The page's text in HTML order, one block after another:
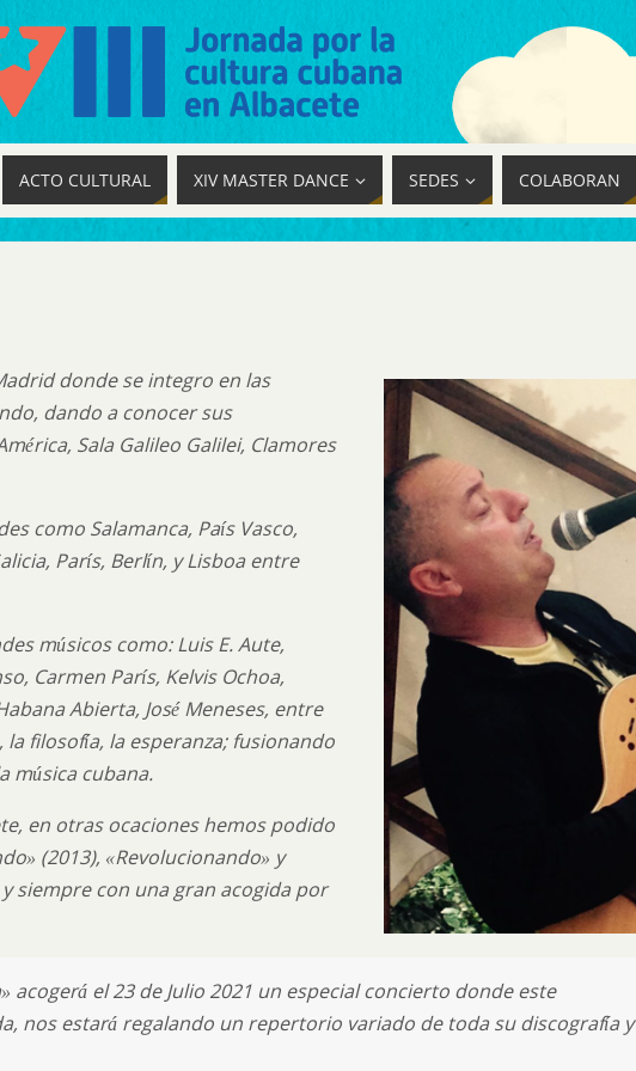
ACTO CULTURAL XIV MASTER DANCE SEDES COLABORAN
donde se integro en las
dando a conocer sus
Sala Galileo Galilei, Clamores
como Salamanca, País Vasco,
París, Berlín, y Lisboa entre
músicos como: Luis E. Aute,
Carmen París, Kelvis Ochoa,
Abierta, José Meneses, entre
la filosofía, la esperanza; fusionando
música cubana.
en otras ocaciones hemos podido
(2013), «Revolucionando» y
siempre con una gran acogida por
acogerá el 23 de Julio 2021 un especial concierto donde este
nos estará regalando un repertorio variado de toda su discografía y